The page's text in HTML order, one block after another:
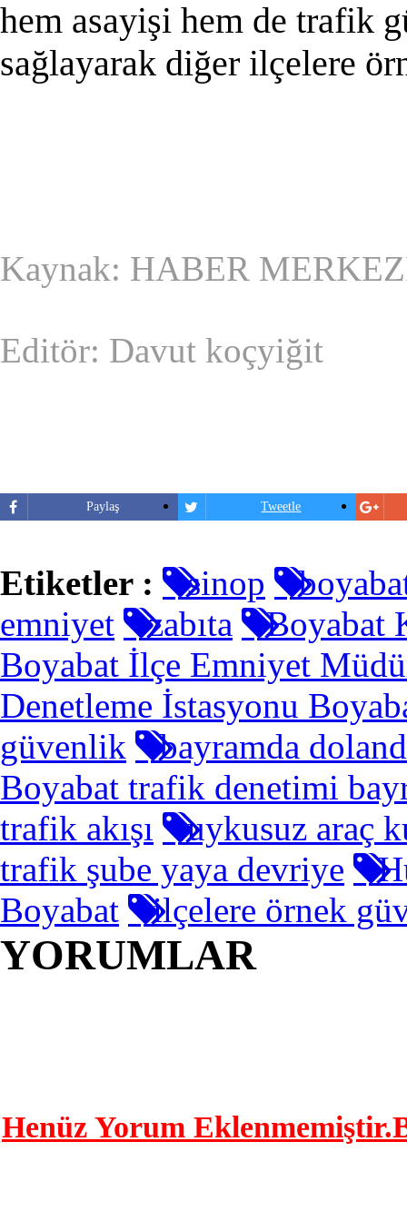
hem asayişi hem de trafik
sağlayarak diğer ilçelere
Kaynak: HABER
Editör: Davut koçyiğit
Paylaş Tweetle
Etiketler : sinop
emniyet
zabıta
Boyabat
Boyabat İlçe Emniyet
Denetleme İstasyonu
güvenlik
bayramda
Boyabat trafik denetimi
trafik akışı
uykusuz araç
trafik şube yaya devriye
Boyabat
ilçelere örnek
YORUMLAR
Henüz Yorum